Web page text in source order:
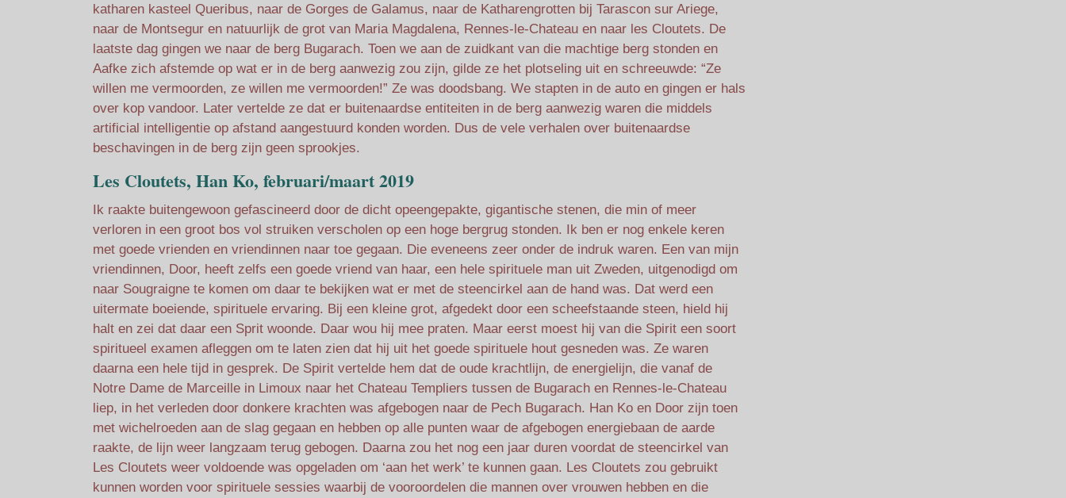
katharen kasteel Queribus, naar de Gorges de Galamus, naar de Katharengrotten bij Tarascon sur Ariege,
naar de Montsegur en natuurlijk de grot van Maria Magdalena, Rennes-le-Chateau en naar les Cloutets. De
laatste dag gingen we naar de berg Bugarach. Toen we aan de zuidkant van die machtige berg stonden en
Aafke zich afstemde op wat er in de berg aanwezig zou zijn, gilde ze het plotseling uit en schreeuwde: “Ze
willen me vermoorden, ze willen me vermoorden!” Ze was doodsbang. We stapten in de auto en gingen er hals
over kop vandoor. Later vertelde ze dat er buitenaardse entiteiten in de berg aanwezig waren die middels
artificial intelligentie op afstand aangestuurd konden worden. Dus de vele verhalen over buitenaardse
beschavingen in de berg zijn geen sprookjes.
Les Cloutets, Han Ko, februari/maart 2019
Ik raakte buitengewoon gefascineerd door de dicht opeengepakte, gigantische stenen, die min of meer
verloren in een groot bos vol struiken verscholen op een hoge bergrug stonden. Ik ben er nog enkele keren
met goede vrienden en vriendinnen naar toe gegaan. Die eveneens zeer onder de indruk waren. Een van mijn
vriendinnen, Door, heeft zelfs een goede vriend van haar, een hele spirituele man uit Zweden, uitgenodigd om
naar Sougraigne te komen om daar te bekijken wat er met de steencirkel aan de hand was. Dat werd een
uitermate boeiende, spirituele ervaring. Bij een kleine grot, afgedekt door een scheefstaande steen, hield hij
halt en zei dat daar een Sprit woonde. Daar wou hij mee praten. Maar eerst moest hij van die Spirit een soort
spiritueel examen afleggen om te laten zien dat hij uit het goede spirituele hout gesneden was. Ze waren
daarna een hele tijd in gesprek. De Spirit vertelde hem dat de oude krachtlijn, de energielijn, die vanaf de
Notre Dame de Marceille in Limoux naar het Chateau Templiers tussen de Bugarach en Rennes-le-Chateau
liep, in het verleden door donkere krachten was afgebogen naar de Pech Bugarach. Han Ko en Door zijn toen
met wichelroeden aan de slag gegaan en hebben op alle punten waar de afgebogen energiebaan de aarde
raakte, de lijn weer langzaam terug gebogen. Daarna zou het nog een jaar duren voordat de steencirkel van
Les Cloutets weer voldoende was opgeladen om ‘aan het werk’ te kunnen gaan. Les Cloutets zou gebruikt
kunnen worden voor spirituele sessies waarbij de vooroordelen die mannen over vrouwen hebben en die